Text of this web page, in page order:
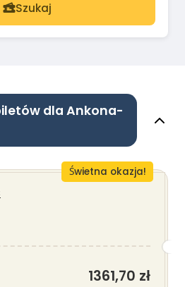
Szukaj
dla Ankona-
Świetna okazja!
1361,70 zł